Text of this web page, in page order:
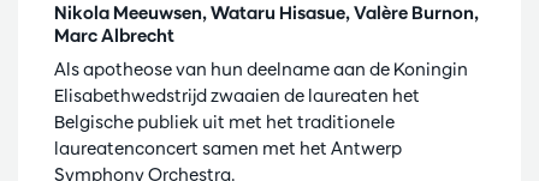
Nikola Meeuwsen, Wataru Hisasue, Valère Burnon,
Marc Albrecht
Als apotheose van hun deelname aan de Koningin
Elisabethwedstrijd zwaaien de laureaten het
Belgische publiek uit met het traditionele
laureatenconcert samen met het Antwerp
Symphony Orchestra.